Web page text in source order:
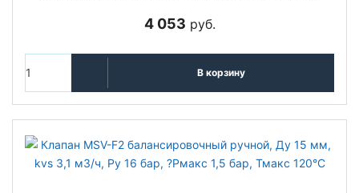
4 053 руб.
В корзину